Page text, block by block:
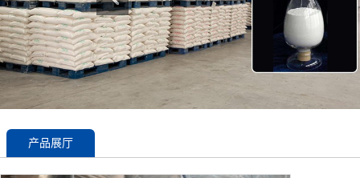
产品展厅